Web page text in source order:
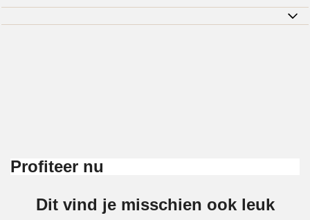
Profiteer nu
Dit vind je misschien ook leuk